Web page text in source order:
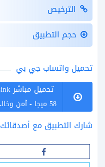
الترخيص
حجم التطبيق
تحميل واتساب جي بي
تحميل مباشر Download Link
58 ميجا - آمن وخالي من الفيروسات
شارك التطبيق مع أصدقائك